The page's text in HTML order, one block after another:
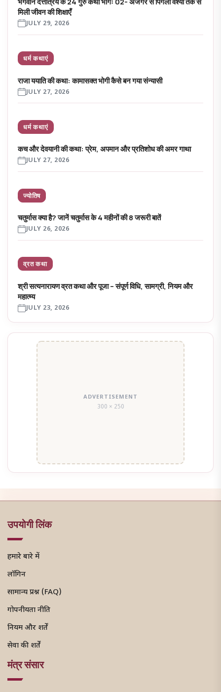
मिली जीवन की शिक्षाएँ
JULY 29, 2026
धर्म कथाएं
राजा ययाति की कथा: कामासक्त भोगी कैसे बन गया संन्यासी
JULY 27, 2026
धर्म कथाएं
कच और देवयानी की कथा: प्रेम, अपमान और प्रतिशोध की अमर गाथा
JULY 27, 2026
ज्योतिष
चतुर्मास क्या है? जानें चतुर्मास के 4 महीनों की 8 जरूरी बातें
JULY 26, 2026
व्रत कथा
श्री सत्यनारायण व्रत कथा और पूजा – संपूर्ण विधि, सामग्री, नियम और
महात्म्य
JULY 23, 2026
ADVERTISEMENT
300 × 250
उपयोगी लिंक
हमारे बारे में
लॉगिन
सामान्य प्रश्न (FAQ)
गोपनीयता नीति
नियम और शर्तें
सेवा की शर्तें
मंत्र संसार